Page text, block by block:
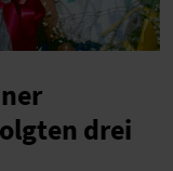
drei